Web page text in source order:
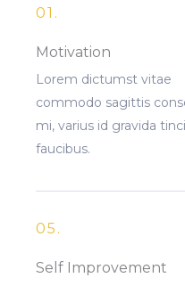
01.
Motivation
Lorem dictumst vitae
commodo sagittis
mi, varius id gravida
faucibus.
05.
Self Improvement